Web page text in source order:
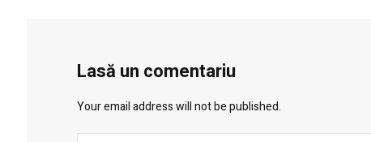
Lasă un comentariu
Your email address will not be published.